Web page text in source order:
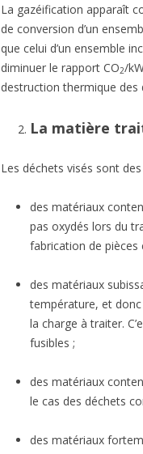
La gazéification apparaît
de conversion d’un
que celui d’un ensemble
diminuer le rapport CO2/
destruction thermique des
La matière
Les déchets visés sont
des matériaux
pas oxydés lors du
fabrication de pièces
des matériaux
température, et
la charge à traiter.
fusibles ;
des matériaux
le cas des déchets
des matériaux